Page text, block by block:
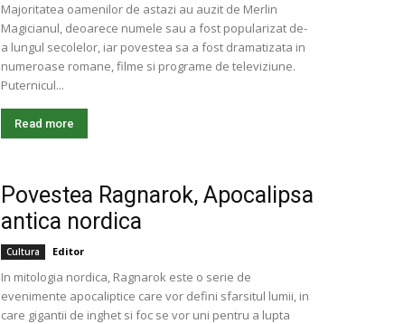
Majoritatea oamenilor de astazi au auzit de Merlin
Magicianul, deoarece numele sau a fost popularizat de-
a lungul secolelor, iar povestea sa a fost dramatizata in
numeroase romane, filme si programe de televiziune.
Puternicul...
Read more
Povestea Ragnarok, Apocalipsa
antica nordica
Cultura Editor
In mitologia nordica, Ragnarok este o serie de
evenimente apocaliptice care vor defini sfarsitul lumii, in
care gigantii de inghet si foc se vor uni pentru a lupta